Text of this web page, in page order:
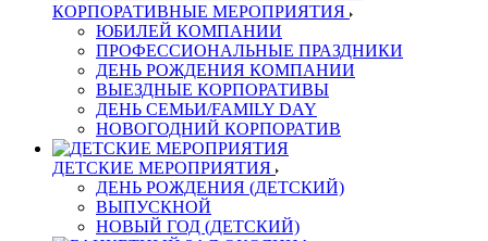
КОРПОРАТИВНЫЕ МЕРОПРИЯТИЯ
ЮБИЛЕЙ КОМПАНИИ
ПРОФЕССИОНАЛЬНЫЕ ПРАЗДНИКИ
ДЕНЬ РОЖДЕНИЯ КОМПАНИИ
ВЫЕЗДНЫЕ КОРПОРАТИВЫ
ДЕНЬ СЕМЬИ/FAMILY DAY
НОВОГОДНИЙ КОРПОРАТИВ
ДЕТСКИЕ МЕРОПРИЯТИЯ
ДЕНЬ РОЖДЕНИЯ (ДЕТСКИЙ)
ВЫПУСКНОЙ
НОВЫЙ ГОД (ДЕТСКИЙ)